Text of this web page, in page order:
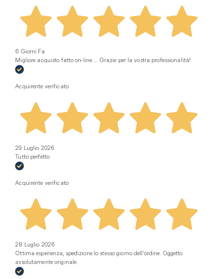
6 Giorni Fa
Migliore acquisto fatto on-line.... Grazie per la vostra professionalità!
Acquirente verificato
29 Luglio 2026
Tutto perfetto
Acquirente verificato
28 Luglio 2026
Ottima esperienza, spedizione lo stesso giorno dell’ordine. Oggetto
assolutamente originale.